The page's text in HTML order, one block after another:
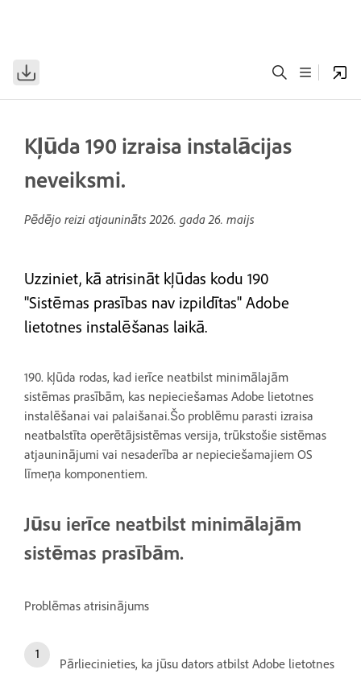
Kļūda 190 izraisa instalācijas
neveiksmi.
Pēdējo reizi atjaunināts2026. gada 26. maijs
Uzziniet, kā atrisināt kļūdas kodu 190
"Sistēmas prasības nav izpildītas" Adobe
lietotnes instalēšanas laikā.
190. kļūda rodas, kad ierīce neatbilst minimālajām
sistēmas prasībām, kas nepieciešamas Adobe lietotnes
instalēšanai vai palaišanai.Šo problēmu parasti izraisa
neatbalstīta operētājsistēmas versija, trūkstošie sistēmas
atjauninājumi vai nesaderība ar nepieciešamajiem OS
līmeņa komponentiem.
Jūsu ierīce neatbilst minimālajām
sistēmas prasībām.
Problēmas atrisinājums
Pārliecinieties, ka jūsu dators atbilst Adobe lietotnes